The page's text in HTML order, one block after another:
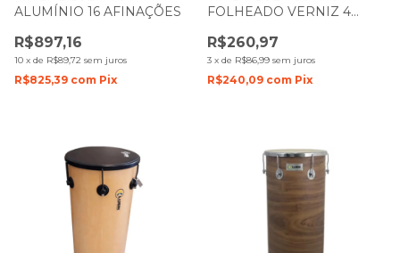
ALUMÍNIO 16 AFINAÇÕES
R$897,16
10 x de R$89,72 sem juros
R$825,39 com Pix
FOLHEADO VERNIZ 4
R$260,97
3 x de R$86,99 sem juros
R$240,09 com Pix